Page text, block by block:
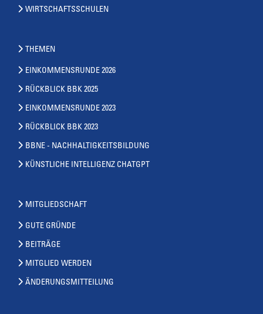
WIRTSCHAFTSSCHULEN
THEMEN
EINKOMMENSRUNDE 2026
RÜCKBLICK BBK 2025
EINKOMMENSRUNDE 2023
RÜCKBLICK BBK 2023
BBNE - NACHHALTIGKEITSBILDUNG
KÜNSTLICHE INTELLIGENZ CHATGPT
MITGLIEDSCHAFT
GUTE GRÜNDE
BEITRÄGE
MITGLIED WERDEN
ÄNDERUNGSMITTEILUNG